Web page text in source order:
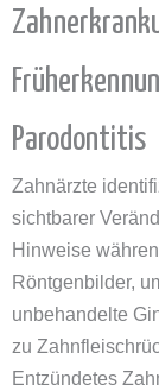
Parodontitis
Zahnärzte
sichtbarer
Hinweise
Röntgenbilder,
unbehandelte
zu
Entzündetes